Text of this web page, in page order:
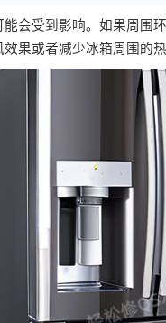
会受到影响。如果周围
果或者减少冰箱周围的